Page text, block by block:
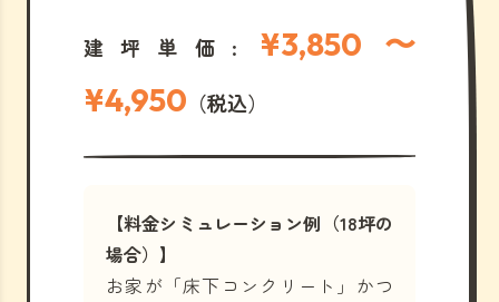
建坪単価: ¥3,850 〜
¥4,950 （税込）
【料金シミュレーション例（18坪の
場合）】
お家が「床下コンクリート」かつ